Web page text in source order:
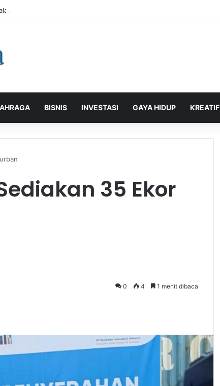
Pelanggan, PLN Icon Plus Sabet Tiga Penghargaan CCW 2026
BISNIS INVESTASI GAYA HIDUP KREATIF
35 Ekor
0 4 1 menit dibaca